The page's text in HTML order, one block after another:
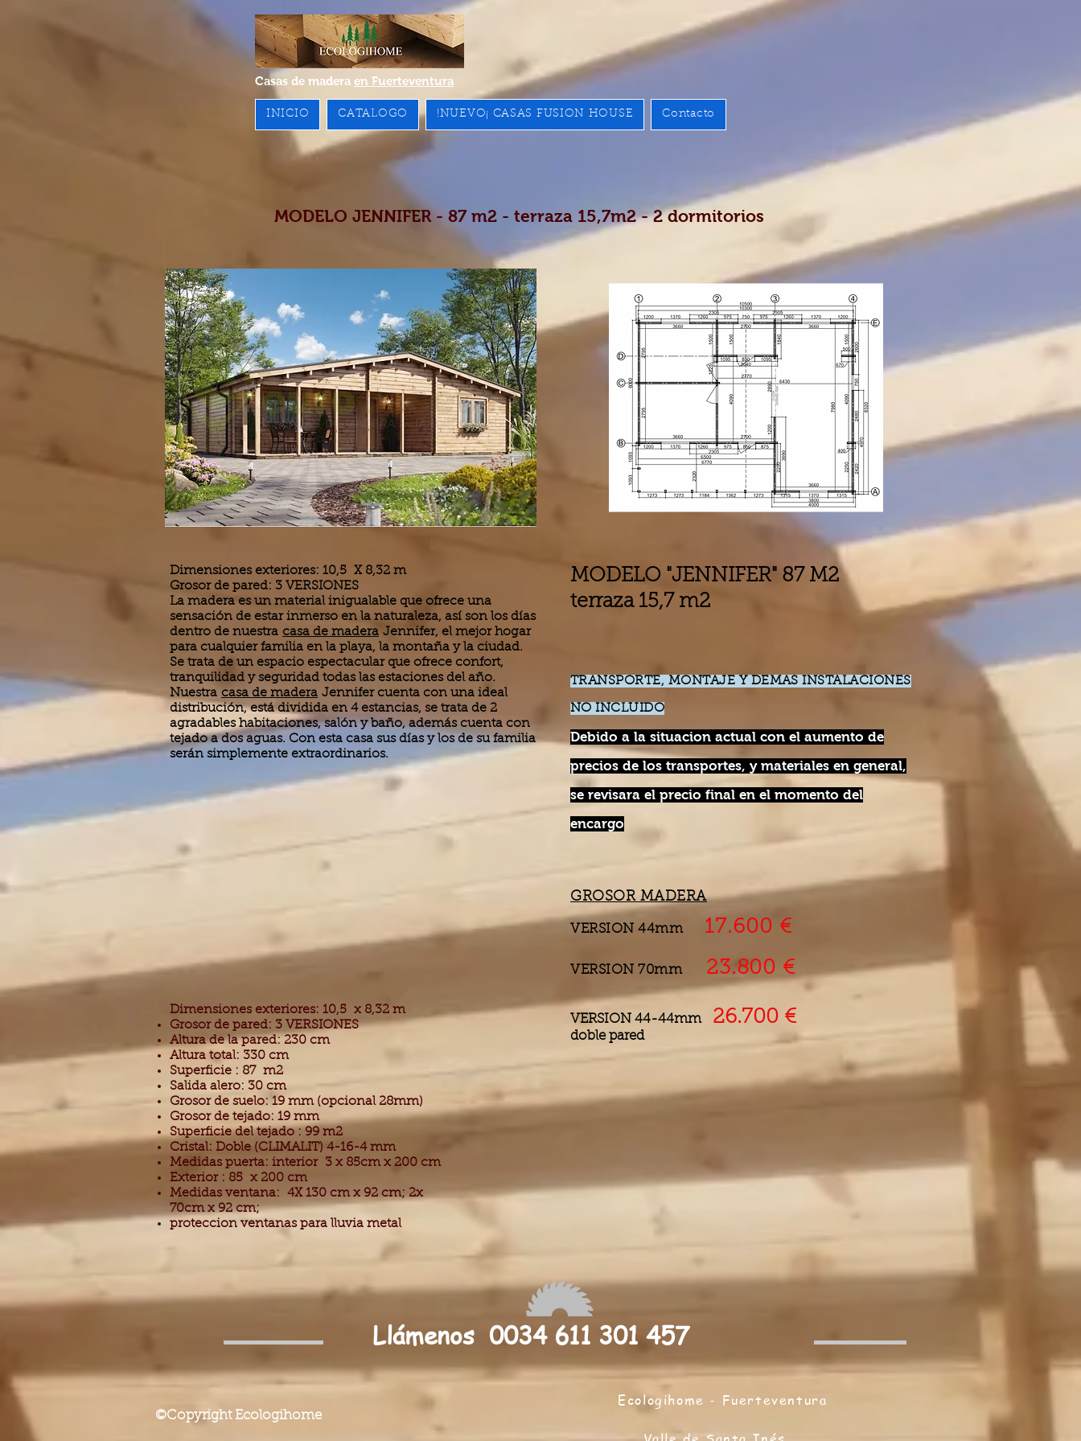
Casas de madera en Fuerteventura
INICIO CATALOGO !NUEVO¡ CASAS FUSION HOUSE Contacto
MODELO JENNIFER - 87 m2 - terraza 15,7m2 - 2 dormitorios
Dimensiones exteriores: 10,5 X 8,32 m
Grosor de pared: 3 VERSIONES
La madera es un material inigualable que ofrece una
sensación de estar inmerso en la naturaleza, así son los días
dentro de nuestra casa de madera Jennifer, el mejor hogar
para cualquier familia en la playa, la montaña y la ciudad.
Se trata de un espacio espectacular que ofrece confort,
tranquilidad y seguridad todas las estaciones del año.
Nuestra casa de madera Jennifer cuenta con una ideal
distribución, está dividida en 4 estancias, se trata de 2
agradables habitaciones, salón y baño, además cuenta con
tejado a dos aguas. Con esta casa sus días y los de su familia
serán simplemente extraordinarios.
Dimensiones exteriores: 10,5 x 8,32 m
Grosor de pared: 3 VERSIONES
Altura de la pared: 230 cm
Altura total: 330 cm
Superficie : 87 m2
Salida alero: 30 cm
Grosor de suelo: 19 mm (opcional 28mm)
Grosor de tejado: 19 mm
Superficie del tejado : 99 m2
Cristal: Doble (CLIMALIT) 4-16-4 mm
Medidas puerta: interior 3 x 85cm x 200 cm
Exterior : 85 x 200 cm
Medidas ventana: 4X 130 cm x 92 cm; 2x
70cm x 92 cm;
proteccion ventanas para lluvia metal
MODELO "JENNIFER" 87 M2
terraza 15,7 m2
TRANSPORTE, MONTAJE Y DEMAS INSTALACIONES
NO INCLUIDO
Debido a la situacion actual con el aumento de
precios de los transportes, y materiales en general,
se revisara el precio final en el momento del
encargo
GROSOR MADERA
VERSION 44mm 17.600 €
VERSION 70mm 23.800 €
VERSION 44-44mm 26.700 €
doble pared
Llámenos 0034 611 301 457
©Copyright Ecologihome
Ecologihome - Fuerteventura